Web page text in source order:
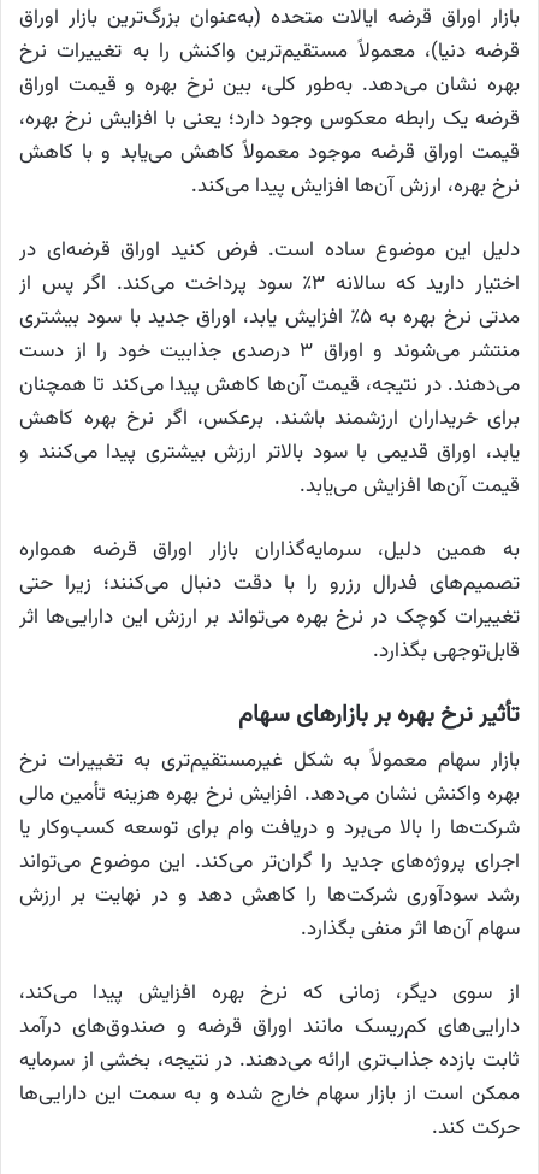
بازار اوراق قرضه ایالات متحده (به‌عنوان بزرگ‌ترین بازار اوراق
قرضه دنیا)، معمولاً مستقیم‌ترین واکنش را به تغییرات نرخ
بهره نشان می‌دهد. به‌طور کلی، بین نرخ بهره و قیمت اوراق
قرضه یک رابطه معکوس وجود دارد؛ یعنی با افزایش نرخ بهره،
قیمت اوراق قرضه موجود معمولاً کاهش می‌یابد و با کاهش
نرخ بهره، ارزش آن‌ها افزایش پیدا می‌کند.
دلیل این موضوع ساده است. فرض کنید اوراق قرضه‌ای در
اختیار دارید که سالانه ۳٪ سود پرداخت می‌کند. اگر پس از
مدتی نرخ بهره به ۵٪ افزایش یابد، اوراق جدید با سود بیشتری
منتشر می‌شوند و اوراق ۳ درصدی جذابیت خود را از دست
می‌دهند. در نتیجه، قیمت آن‌ها کاهش پیدا می‌کند تا همچنان
برای خریداران ارزشمند باشند. برعکس، اگر نرخ بهره کاهش
یابد، اوراق قدیمی با سود بالاتر ارزش بیشتری پیدا می‌کنند و
قیمت آن‌ها افزایش می‌یابد.
به همین دلیل، سرمایه‌گذاران بازار اوراق قرضه همواره
تصمیم‌های فدرال رزرو را با دقت دنبال می‌کنند؛ زیرا حتی
تغییرات کوچک در نرخ بهره می‌تواند بر ارزش این دارایی‌ها اثر
قابل‌توجهی بگذارد.
تأثیر نرخ بهره بر بازارهای سهام
بازار سهام معمولاً به شکل غیرمستقیم‌تری به تغییرات نرخ
بهره واکنش نشان می‌دهد. افزایش نرخ بهره هزینه تأمین مالی
شرکت‌ها را بالا می‌برد و دریافت وام برای توسعه کسب‌وکار یا
اجرای پروژه‌های جدید را گران‌تر می‌کند. این موضوع می‌تواند
رشد سودآوری شرکت‌ها را کاهش دهد و در نهایت بر ارزش
سهام آن‌ها اثر منفی بگذارد.
از سوی دیگر، زمانی که نرخ بهره افزایش پیدا می‌کند،
دارایی‌های کم‌ریسک مانند اوراق قرضه و صندوق‌های درآمد
ثابت بازده جذاب‌تری ارائه می‌دهند. در نتیجه، بخشی از سرمایه
ممکن است از بازار سهام خارج شده و به سمت این دارایی‌ها
حرکت کند.